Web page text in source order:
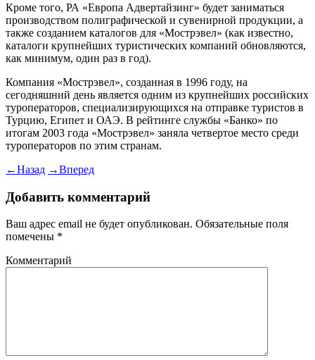
Кроме того, РА «Европа Адвертайзинг» будет заниматься
производством полиграфической и сувенирной продукции, а
также созданием каталогов для «Мострэвел» (как известно,
каталоги крупнейших туристических компаний обновляются,
как минимум, один раз в год).
Компания «Мострэвел», созданная в 1996 году, на
сегодняшний день является одним из крупнейших российских
туроператоров, специализирующихся на отправке туристов в
Турцию, Египет и ОАЭ. В рейтинге службы «Банко» по
итогам 2003 года «Мострэвел» заняла четвертое место среди
туроператоров по этим странам.
←Назад →Вперед
Добавить комментарий
Ваш адрес email не будет опубликован. Обязательные поля
помечены *
Комментарий